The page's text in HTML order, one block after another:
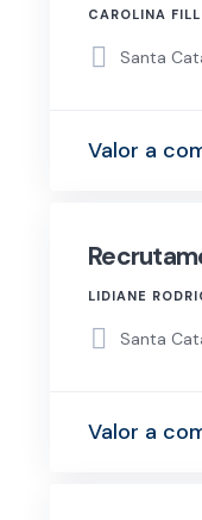
CAROLINA
Santa
Valor a
LIDIANE
Santa
Valor a